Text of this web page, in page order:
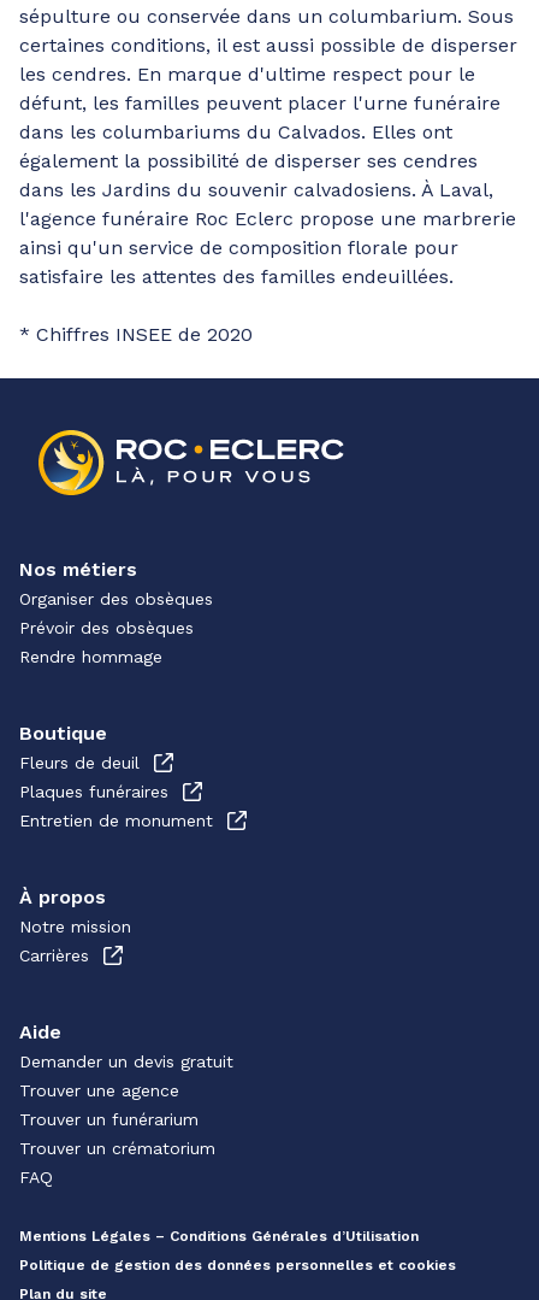
sépulture ou conservée dans un columbarium. Sous
certaines conditions, il est aussi possible de disperser
les cendres. En marque d'ultime respect pour le
défunt, les familles peuvent placer l'urne funéraire
dans les columbariums du Calvados. Elles ont
également la possibilité de disperser ses cendres
dans les Jardins du souvenir calvadosiens. À Laval,
l'agence funéraire Roc Eclerc propose une marbrerie
ainsi qu'un service de composition florale pour
satisfaire les attentes des familles endeuillées.
* Chiffres INSEE de 2020
Nos métiers
Organiser des obsèques
Prévoir des obsèques
Rendre hommage
Boutique
Fleurs de deuil
Plaques funéraires
Entretien de monument
À propos
Notre mission
Carrières
Aide
Demander un devis gratuit
Trouver une agence
Trouver un funérarium
Trouver un crématorium
FAQ
Mentions Légales – Conditions Générales d’Utilisation
Politique de gestion des données personnelles et cookies
Plan du site